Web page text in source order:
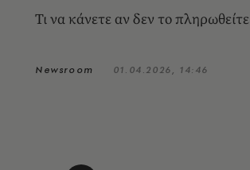
Τι να κάνετε αν δεν το πληρωθείτε
Newsroom 01.04.2026, 14:46